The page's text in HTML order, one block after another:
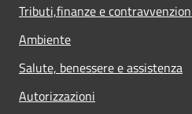
Tributi,finanze e
Ambiente
Salute, benessere e assistenza
Autorizzazioni